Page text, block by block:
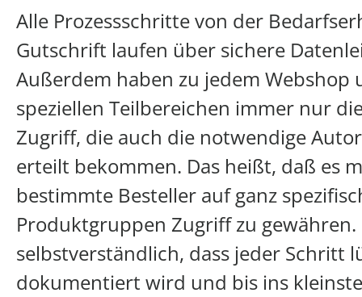
Alle Prozessschritte von der
Gutschrift laufen über sichere
Außerdem haben zu jedem Webshop
speziellen Teilbereichen immer nur
Zugriff, die auch die notwendige
erteilt bekommen. Das heißt, daß es
bestimmte Besteller auf ganz
Produktgruppen Zugriff zu gewähren.
selbstverständlich, dass jeder Schritt
dokumentiert wird und bis ins